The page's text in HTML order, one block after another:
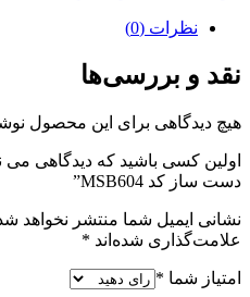
نظرات (0)
نقد و بررسی‌ها
هیچ دیدگاهی برای این محصول
اولین کسی باشید که دیدگاهی می
دست ساز کد MSB604”
نشانی ایمیل شما منتشر نخواهد
علامت‌گذاری شده‌اند *
امتیاز شما *